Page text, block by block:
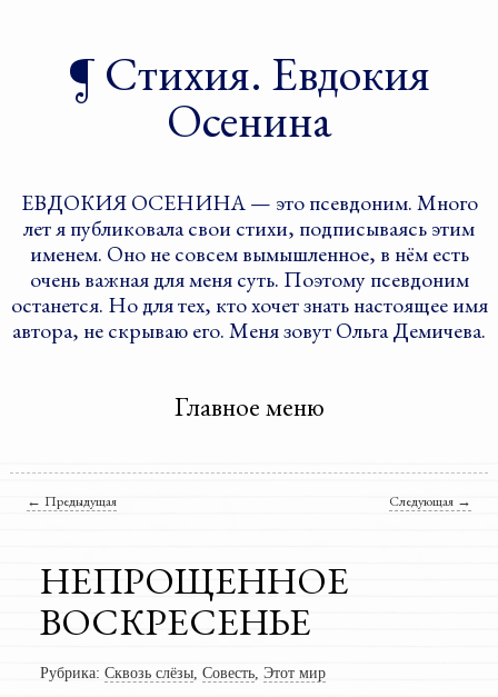
Стихия. Евдокия
Осенина
ЕВДОКИЯ ОСЕНИНА — это псевдоним. Много
лет я публиковала свои стихи, подписываясь этим
именем. Оно не совсем вымышленное, в нём есть
очень важная для меня суть. Поэтому псевдоним
останется. Но для тех, кто хочет знать настоящее имя
автора, не скрываю его. Меня зовут Ольга Демичева.
Главное меню
Навигация по записям
← Предыдущая Следующая →
НЕПРОЩЕННОЕ
ВОСКРЕСЕНЬЕ
Рубрика: Сквозь слёзы, Совесть, Этот мир